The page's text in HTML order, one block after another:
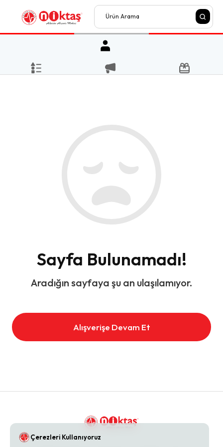
Sayfa Bulunamadı!
Aradığın sayfaya şu an ulaşılamıyor.
Alışverişe Devam Et
Çerezleri Kullanıyoruz